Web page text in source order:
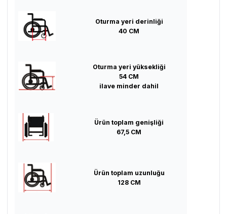
Oturma yeri derinliği
40 CM
Oturma yeri yüksekliği
54 CM
ilave minder dahil
Ürün toplam genişliği
67,5 CM
Ürün toplam uzunluğu
128 CM